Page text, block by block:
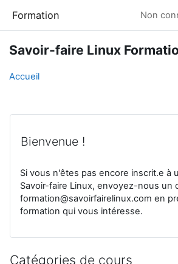
Formation Non
Savoir-faire Linux
Accueil
Bienvenue !
Si vous n'êtes pas encore inscrit.e à
Savoir-faire Linux, envoyez-nous un
formation@savoirfairelinux.com en
formation qui vous intéresse.
Catégories de cours